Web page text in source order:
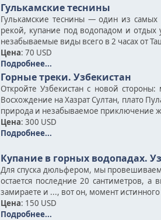
Гулькамские теснины
Гулькамские теснины — один из
рекой, купание под водопадом и
незабываемые виды всего в 2 часах от
Цена: 70 USD
Подробнее...
Горные треки. Узбекистан
Откройте Узбекистан с новой
Восхождение на Хазрат Султан, плато
природа и незабываемое приключение
Цена: 300 USD
Подробнее...
Купание в горных водопадах.
Для спуска дюльфером, мы провешиваем
остается последние 20 сантиметров,
замираете и ..., вот он, момент
Цена: 150 USD
Подробнее...